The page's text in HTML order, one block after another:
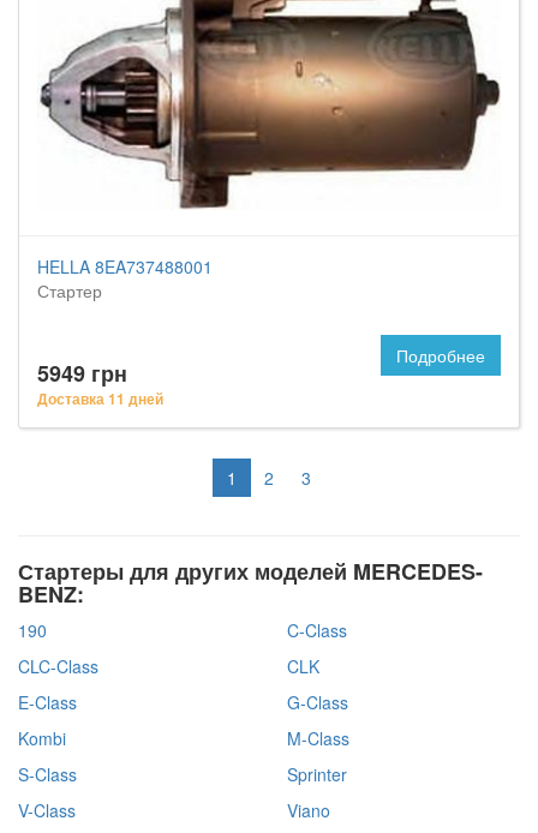
HELLA 8EA737488001
Стартер
5949 грн
Доставка 11 дней
Подробнее
1 2 3
Стартеры для других моделей MERCEDES-
BENZ:
190
C-Class
CLC-Class
CLK
E-Class
G-Class
Kombi
M-Class
S-Class
Sprinter
V-Class
Viano